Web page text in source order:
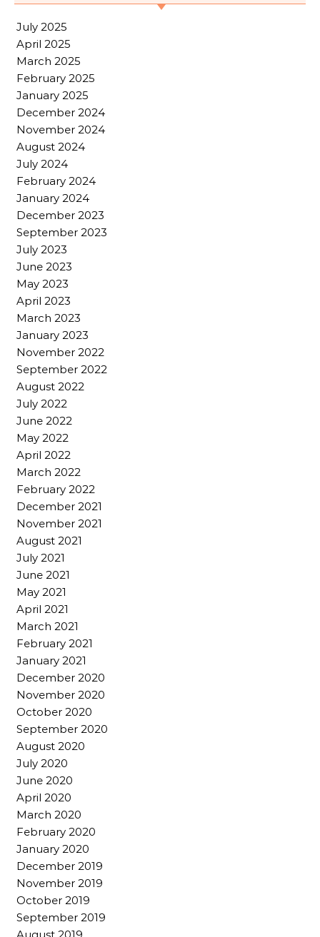
July 2025
April 2025
March 2025
February 2025
January 2025
December 2024
November 2024
August 2024
July 2024
February 2024
January 2024
December 2023
September 2023
July 2023
June 2023
May 2023
April 2023
March 2023
January 2023
November 2022
September 2022
August 2022
July 2022
June 2022
May 2022
April 2022
March 2022
February 2022
December 2021
November 2021
August 2021
July 2021
June 2021
May 2021
April 2021
March 2021
February 2021
January 2021
December 2020
November 2020
October 2020
September 2020
August 2020
July 2020
June 2020
April 2020
March 2020
February 2020
January 2020
December 2019
November 2019
October 2019
September 2019